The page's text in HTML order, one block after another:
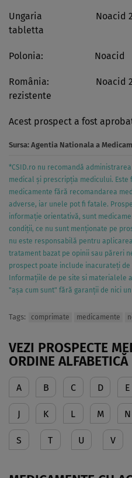
Ungaria Noacid 20
tabletta
Polonia: Noacid
România: Noacid 20
rezistente
Acest prospect a fost
Sursa: Agentia Nationala a
*CSID.ro nu recomandă
medical și prescripția medicului.
medicamente fără recomandarea
adverse, iar unele pot fi fatale.
informație orientativă, sunt
condiții, ce nu sunt menționate pe
nu este responsabilă pentru
tratament bazat pe opinii sau păreri
prospect poate include inacurateți
Informațiile de pe site si materialele
"așa cum sunt" fără garanții de nici
Tags: comprimate medicamente
VEZI PROSPECTE
ORDINE ALFABETICĂ
A B C D E
J K L M N
S T U V